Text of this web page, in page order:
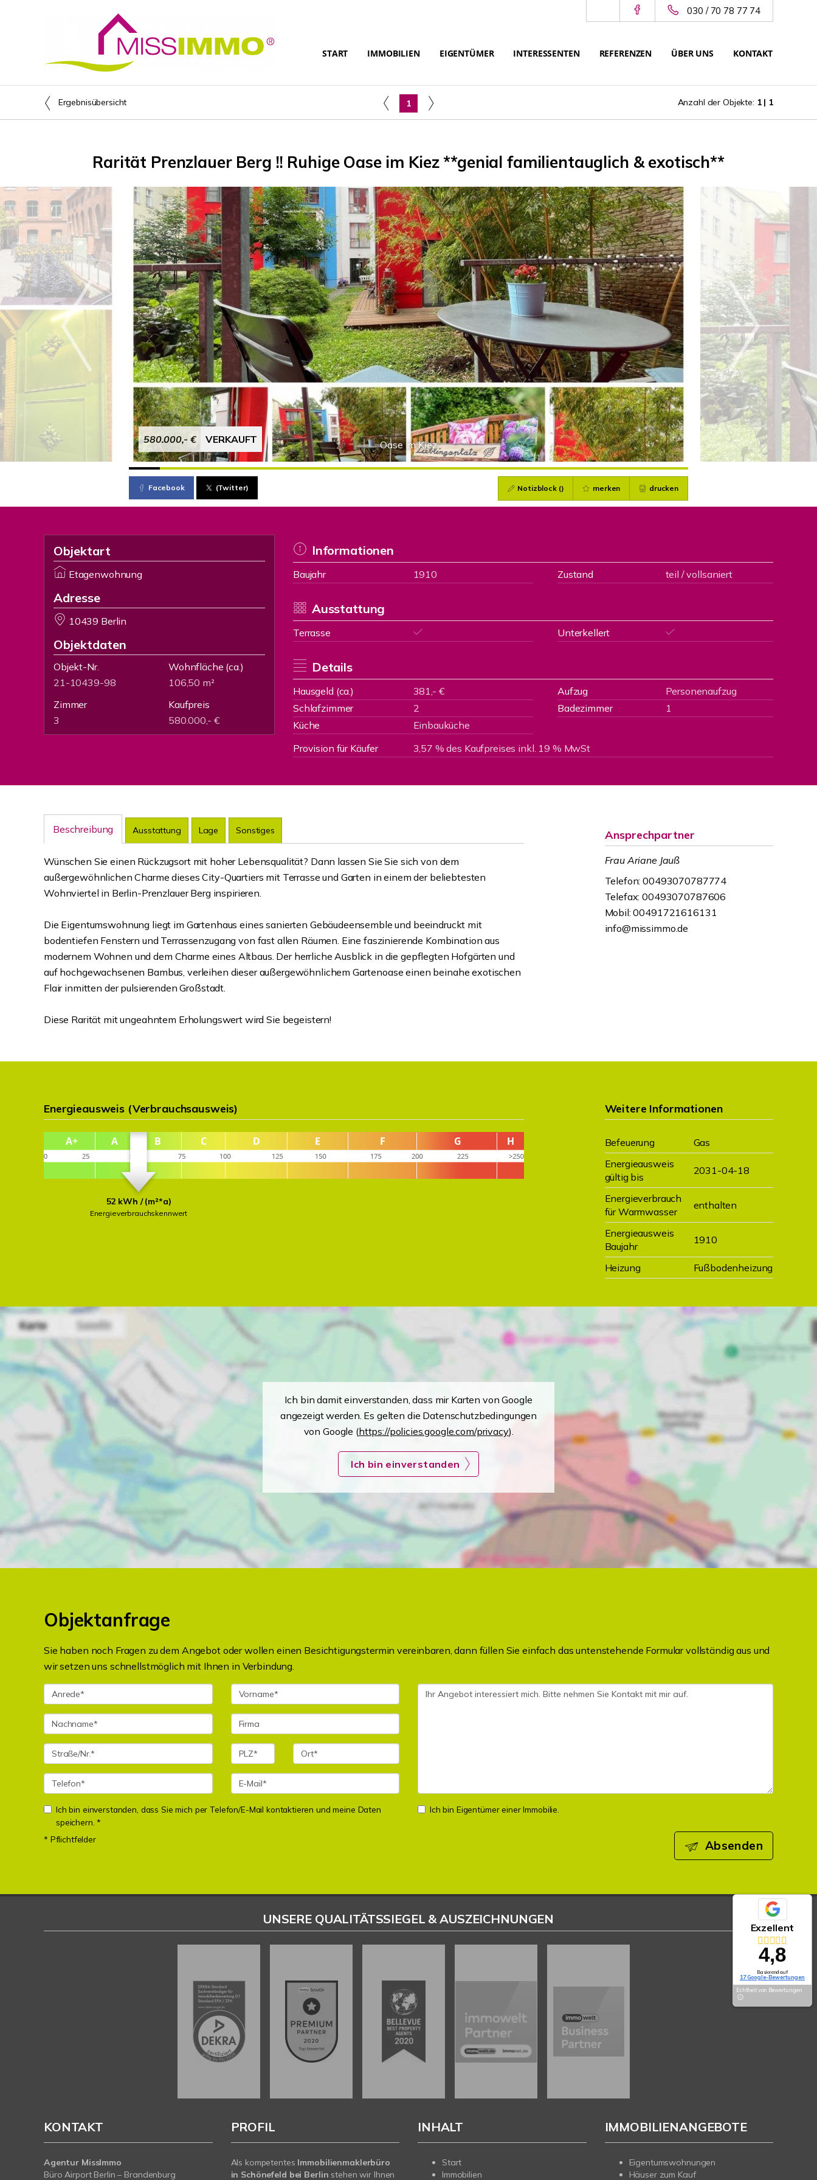
030 / 70 78 77 74
START IMMOBILIEN EIGENTÜMER INTERESSENTEN REFERENZEN ÜBER UNS KONTAKT
Ergebnisübersicht 1 Anzahl der Objekte: 1 | 1
Rarität Prenzlauer Berg !! Ruhige Oase im Kiez **genial familientauglich & exotisch**
Oase im Kiez
580.000,- € VERKAUFT
Facebook (Twitter) Notizblock () merken drucken
Objektart
Etagenwohnung
Adresse
10439 Berlin
Objektdaten
Objekt-Nr.
21-10439-98
Wohnfläche (ca.)
106,50 m²
Zimmer
3
Kaufpreis
580.000,- €
Informationen
Baujahr 1910 Zustand teil / vollsaniert
Ausstattung
Terrasse Unterkellert
Details
Hausgeld (ca.) 381,- € Aufzug
Personenaufzug
Schlafzimmer
2 Badezimmer
1
Küche
Einbauküche
Provision für Käufer
3,57 % des Kaufpreises inkl. 19 % MwSt
Beschreibung Ausstattung Lage Sonstiges
Wünschen Sie einen Rückzugsort mit hoher Lebensqualität? Dann lassen Sie Sie sich von dem
außergewöhnlichen Charme dieses City-Quartiers mit Terrasse und Garten in einem der beliebtesten
Wohnviertel in Berlin-Prenzlauer Berg inspirieren.
Die Eigentumswohnung liegt im Gartenhaus eines sanierten Gebäudeensemble und beeindruckt mit
bodentiefen Fenstern und Terrassenzugang von fast allen Räumen. Eine faszinierende Kombination aus
modernem Wohnen und dem Charme eines Altbaus. Der herrliche Ausblick in die gepflegten Hofgärten und
auf hochgewachsenen Bambus, verleihen dieser außergewöhnlichem Gartenoase einen beinahe exotischen
Flair inmitten der pulsierenden Großstadt.
Diese Rarität mit ungeahntem Erholungswert wird Sie begeistern!
Ansprechpartner
Frau Ariane Jauß
Telefon: 00493070787774
Telefax: 00493070787606
Mobil: 00491721616131
info@missimmo.de
Energieausweis (Verbrauchsausweis)
52 kWh / (m²*a)
Energieverbrauchskennwert
Weitere Informationen
Befeuerung
Gas
Energieausweis
gültig bis
2031-04-18
Energieverbrauch
für Warmwasser
enthalten
Energieausweis
Baujahr
1910
Heizung Fußbodenheizung
Ich bin damit einverstanden, dass mir Karten von Google
angezeigt werden. Es gelten die Datenschutzbedingungen
von Google (https://policies.google.com/privacy).
Ich bin einverstanden
Objektanfrage
Sie haben noch Fragen zu dem Angebot oder wollen einen Besichtigungstermin vereinbaren, dann füllen Sie einfach das untenstehende Formular vollständig aus und
wir setzen uns schnellstmöglich mit Ihnen in Verbindung.
Ich bin einverstanden, dass Sie mich per Telefon/E-Mail kontaktieren und meine Daten
speichern. *
Ich bin Eigentümer einer Immobilie.
* Pflichtfelder Absenden
Exzellent
4,8
Basierend auf
17 Google-Bewertungen
Echtheit von Bewertungen
UNSERE QUALITÄTSSIEGEL & AUSZEICHNUNGEN
KONTAKT
Agentur MissImmo
Büro Airport Berlin – Brandenburg
PROFIL
Als kompetentes Immobilienmaklerbüro
in Schönefeld bei Berlin stehen wir Ihnen
INHALT
Start
Immobilien
IMMOBILIENANGEBOTE
Eigentumswohnungen
Häuser zum Kauf